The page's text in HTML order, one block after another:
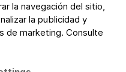
la navegación del sitio,
la publicidad y
de marketing. Consulte